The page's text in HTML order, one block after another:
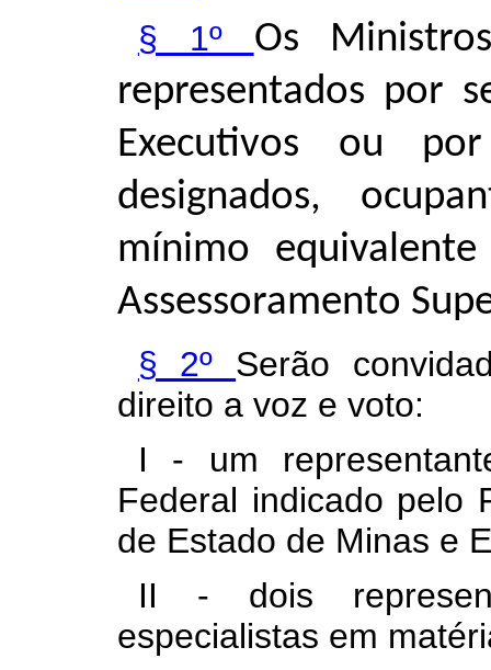
§ 1º Os
representados por
Executivos ou
designados,
mínimo
Assessoramento
§ 2º Serão
direito a voz e voto:
I - um
Federal indicado pelo
de Estado de Minas e
II - dois
especialistas em